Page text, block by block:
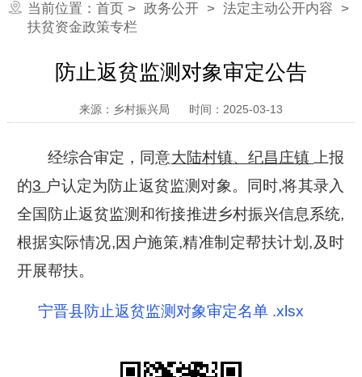
当前位置： 首页 > 政务公开> 法定主动公开内容 >
扶贫资金政策专栏
防止返贫监测对象审定公告
来源：乡村振兴局 时间：2025-03-13
经综合审定，同意大陆村镇、纪昌庄镇
上报
的3 户认定为防止返贫监测对象。同时,将其录入
全国防止返贫监测和衔接推进乡村振兴信息系统,
根据实际情况,因户施策,精准制定帮扶计划,及时
开展帮扶。
宁晋县防止返贫监测对象审定名单 .xlsx